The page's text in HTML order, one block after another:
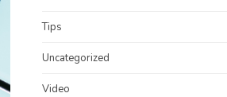
Tips
Uncategorized
Video